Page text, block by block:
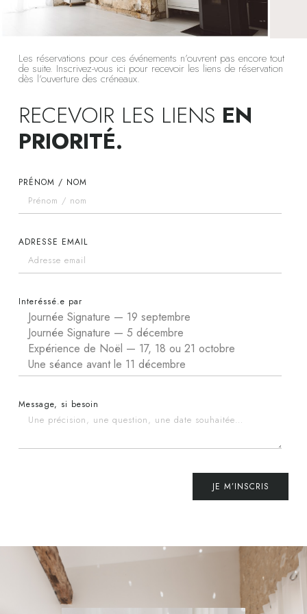
Les réservations pour ces événements n’ouvrent pas encore tout
de suite. Inscrivez-vous ici pour recevoir les liens de réservation
dès l’ouverture des créneaux.
RECEVOIR LES LIENS EN
PRIORITÉ.
PRÉNOM / NOM
ADRESSE EMAIL
Interéssé.e par
Message, si besoin
JE M’INSCRIS